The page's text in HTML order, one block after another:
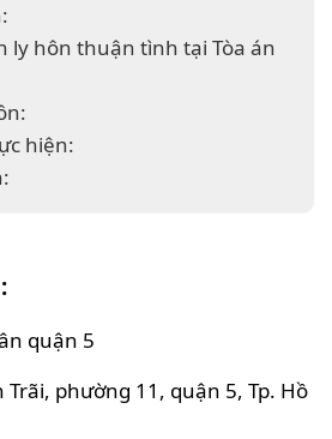
ly hôn thuận tình tại Tòa án
hiện:
quận 5
phường 11, quận 5, Tp. Hồ